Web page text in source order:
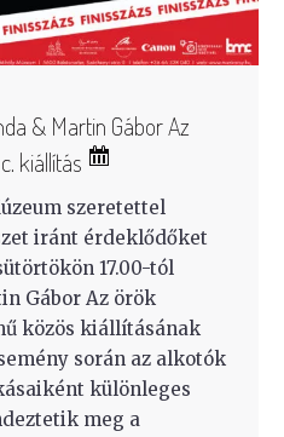
& Martin Gábor Az
kiállítás
szeretettel
iránt érdeklődőket
17.00-tól
Gábor Az örök
közös kiállításának
során az alkotók
különleges
meg a